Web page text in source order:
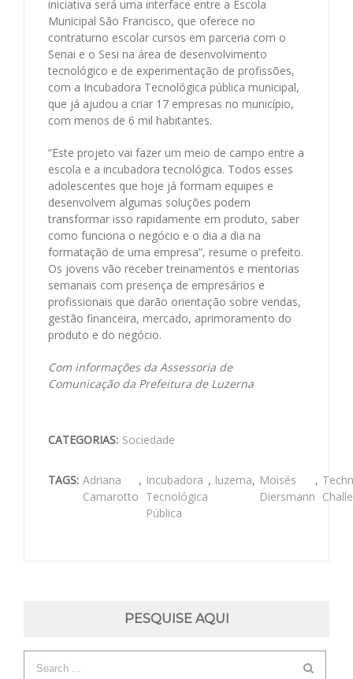
iniciativa será uma interface entre a Escola
Municipal São Francisco, que oferece no
contraturno escolar cursos em parceria com o
Senai e o Sesi na área de desenvolvimento
tecnológico e de experimentação de profissões,
com a Incubadora Tecnológica pública municipal,
que já ajudou a criar 17 empresas no município,
com menos de 6 mil habitantes.
“Este projeto vai fazer um meio de campo entre a
escola e a incubadora tecnológica. Todos esses
adolescentes que hoje já formam equipes e
desenvolvem algumas soluções podem
transformar isso rapidamente em produto, saber
como funciona o negócio e o dia a dia na
formatação de uma empresa”, resume o prefeito.
Os jovens vão receber treinamentos e mentorias
semanais com presença de empresários e
profissionais que darão orientação sobre vendas,
gestão financeira, mercado, aprimoramento do
produto e do negócio.
Com informações da Assessoria de
Comunicação da Prefeitura de Luzerna
CATEGORIAS: Sociedade
TAGS: Adriana
Camarotto
, Incubadora
Tecnológica
Pública
, luzerna, Moisés
Diersmann
,
PESQUISE AQUI